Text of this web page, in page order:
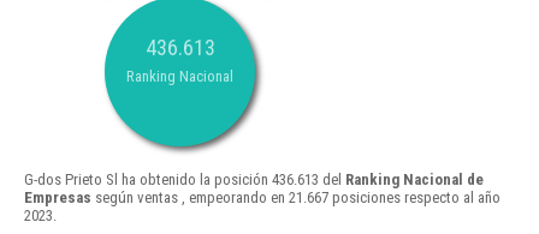
436.613
Ranking Nacional
G-dos Prieto Sl ha obtenido la posición 436.613 del Ranking Nacional de
Empresas según ventas , empeorando en 21.667 posiciones respecto al año
2023.